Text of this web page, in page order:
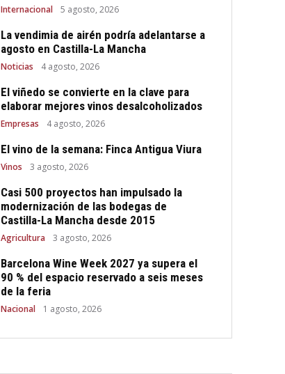
Internacional 5 agosto, 2026
La vendimia de airén podría adelantarse a
agosto en Castilla-La Mancha
Noticias 4 agosto, 2026
El viñedo se convierte en la clave para
elaborar mejores vinos desalcoholizados
Empresas 4 agosto, 2026
El vino de la semana: Finca Antigua Viura
Vinos 3 agosto, 2026
Casi 500 proyectos han impulsado la
modernización de las bodegas de
Castilla-La Mancha desde 2015
Agricultura 3 agosto, 2026
Barcelona Wine Week 2027 ya supera el
90 % del espacio reservado a seis meses
de la feria
Nacional 1 agosto, 2026